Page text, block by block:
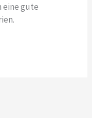
eine gute